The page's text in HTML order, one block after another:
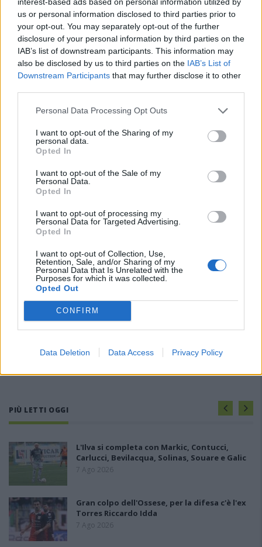
us or personal information disclosed to third parties prior to
your opt-out. You may separately opt-out of the further
disclosure of your personal information by third parties on the
IAB’s list of downstream participants. This information may
also be disclosed by us to third parties on the IAB’s List of
Downstream Participants that may further disclose it to other
Personal Data Processing Opt Outs
I want to opt-out of the Sharing of my
personal data.
Opted In
I want to opt-out of the Sale of my
Personal Data.
Opted In
I want to opt-out of processing my
Personal Data for Targeted Advertising.
Opted In
I want to opt-out of Collection, Use,
Retention, Sale, and/or Sharing of my
Personal Data that Is Unrelated with the
Purposes for which it was collected.
Opted Out
CONFIRM
Data Deletion Data Access Privacy Policy
PIÙ LETTI OGGI
L'Ilva si completa con Markic, Contucci,
Carlucci, Bevilacqua, Solinas, Souare e Galic
7 Ago 2026
Gran colpo dell'Ossese, per la difesa c'è l'ex
Torres Riccardo Idda
7 Ago 2026